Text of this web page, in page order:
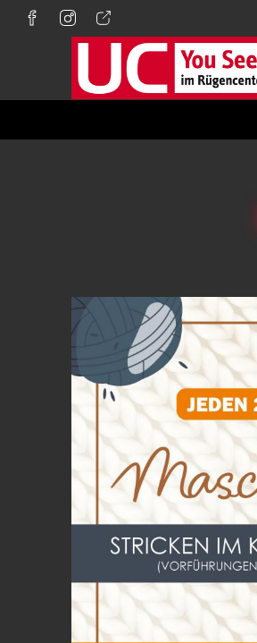
Zum Hauptinhalt springen